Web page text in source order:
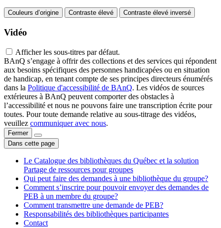
Couleurs d’origine Contraste élevé Contraste élevé inversé
Vidéo
Afficher les sous-titres par défaut.
BAnQ s’engage à offrir des collections et des services qui répondent
aux besoins spécifiques des personnes handicapées ou en situation
de handicap, en tenant compte de ses principes directeurs énumérés
dans la Politique d'accessibilité de BAnQ. Les vidéos de sources
extérieures à BAnQ peuvent comporter des obstacles à
l’accessibilité et nous ne pouvons faire une transcription écrite pour
toutes. Pour toute demande relative au sous-titrage des vidéos,
veuillez communiquer avec nous.
Fermer
Dans cette page
Le Catalogue des bibliothèques du Québec et la solution
Partage de ressources pour groupes
Qui peut faire des demandes à une bibliothèque du groupe?
Comment s’inscrire pour pouvoir envoyer des demandes de
PEB à un membre du groupe?
Comment transmettre une demande de PEB?
Responsabilités des bibliothèques participantes
Contact